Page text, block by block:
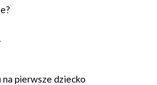
pierwsze dziecko